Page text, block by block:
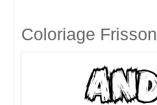
Coloriage Frisson